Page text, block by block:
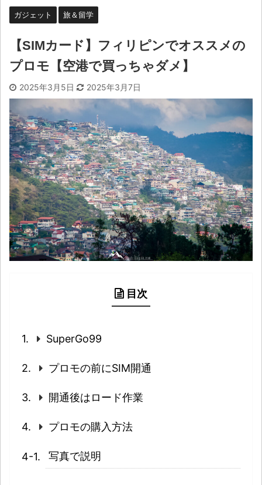
ガジェット 旅＆留学
【SIMカード】フィリピンでオススメの
プロモ【空港で買っちゃダメ】
2025年3月5日 2025年3月7日
目次
SuperGo99
プロモの前にSIM開通
開通後はロード作業
プロモの購入方法
写真で説明